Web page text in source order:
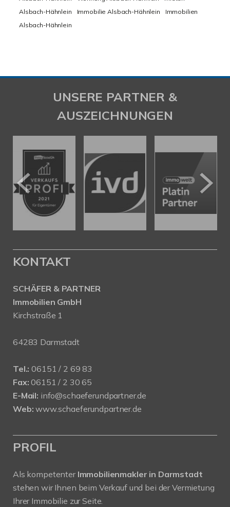
Alsbach-Hähnlein
Immobilie Alsbach-Hähnlein
Immobilien
Alsbach-Hähnlein
UNSERE PARTNER &
AUSZEICHNUNGEN
KONTAKT
SCHÄFER & PARTNER
Immobilien GmbH
Kirchstraße 1
64283 Darmstadt
Tel.: 06151 / 2 69 83
Fax: 06151 / 2 30 65
E-Mail: info@schaeferundpartner.de
Web: www.schaeferundpartner.de
PROFIL
Als kompetenter Immobilienmakler in Darmstadt
stehen wir Ihnen beim Verkauf und bei der Vermietung
Ihrer Immobilie zur Seite.